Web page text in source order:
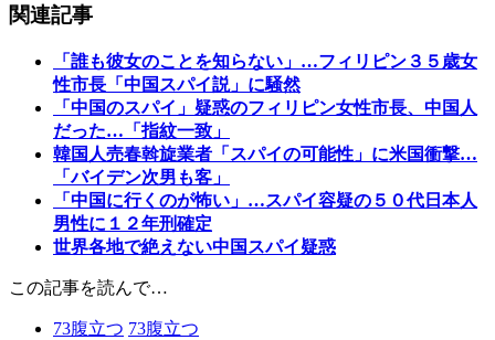
関連記事
「誰も彼女のことを知らない」…フィリピン３５歳女
性市長「中国スパイ説」に騒然
「中国のスパイ」疑惑のフィリピン女性市長、中国人
だった…「指紋一致」
韓国人売春斡旋業者「スパイの可能性」に米国衝撃…
「バイデン次男も客」
「中国に行くのが怖い」…スパイ容疑の５０代日本人
男性に１２年刑確定
世界各地で絶えない中国スパイ疑惑
この記事を読んで…
73腹立つ 73腹立つ